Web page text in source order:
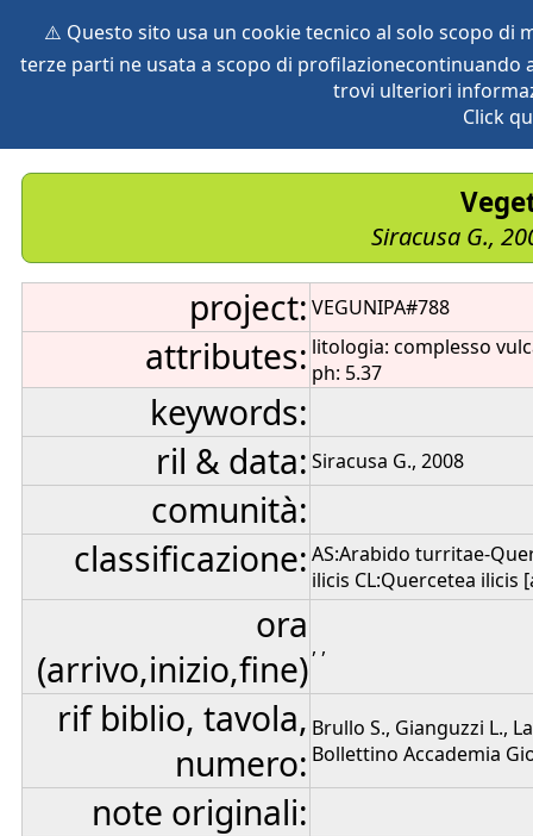
⚠️ Questo sito usa un cookie tecnico al solo scopo di
terze parti ne usata a scopo di
trovi ulteriori
Click
vegetation global db
Siracusa G.,
project: VEGUNIPA#788
attributes: litologia: complesso
ph: 5.37
keywords:
ril & data: Siracusa G., 2008
comunità:
classificazione: AS:Arabido turritae-
ilicis CL:Quercetea ilicis
ora
(arrivo,inizio,fine), ,
rif biblio, tavola,
numero:
Brullo S., Gianguzzi L.,
Bollettino Accademia
note originali: